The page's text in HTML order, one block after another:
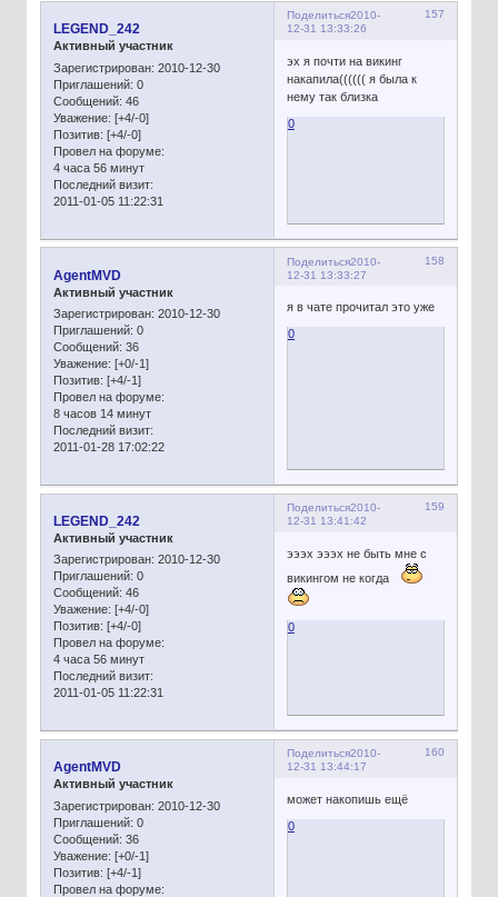
Поделиться 157
2010-
12-31 13:33:26
LEGEND_242
Активный участник
Зарегистрирован: 2010-12-30
Приглашений: 0
Сообщений: 46
Уважение: [+4/-0]
Позитив: [+4/-0]
Провел на форуме:
4 часа 56 минут
Последний визит:
2011-01-05 11:22:31
эх я почти на викинг
накапила(((((( я была к
нему так близка
0
Поделиться 158
2010-
12-31 13:33:27
AgentMVD
Активный участник
Зарегистрирован: 2010-12-30
Приглашений: 0
Сообщений: 36
Уважение: [+0/-1]
Позитив: [+4/-1]
Провел на форуме:
8 часов 14 минут
Последний визит:
2011-01-28 17:02:22
я в чате прочитал это уже
0
Поделиться 159
2010-
12-31 13:41:42
LEGEND_242
Активный участник
Зарегистрирован: 2010-12-30
Приглашений: 0
Сообщений: 46
Уважение: [+4/-0]
Позитив: [+4/-0]
Провел на форуме:
4 часа 56 минут
Последний визит:
2011-01-05 11:22:31
эээх эээх не быть мне с
викингом не когда
0
Поделиться 160
2010-
12-31 13:44:17
AgentMVD
Активный участник
Зарегистрирован: 2010-12-30
Приглашений: 0
Сообщений: 36
Уважение: [+0/-1]
Позитив: [+4/-1]
Провел на форуме:
может накопишь ещё
0